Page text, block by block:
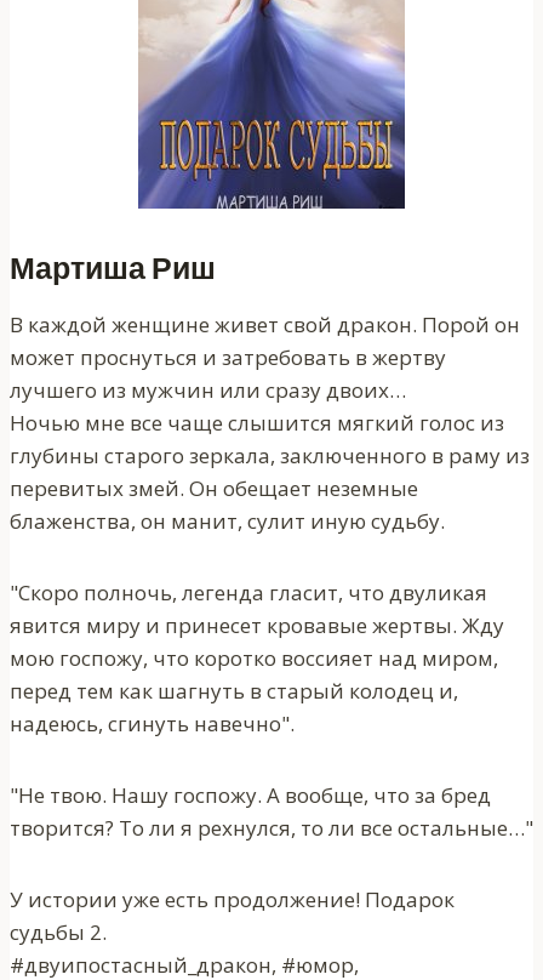
Мартиша Риш
В каждой женщине живет свой дракон. Порой он
может проснуться и затребовать в жертву
лучшего из мужчин или сразу двоих…
Ночью мне все чаще слышится мягкий голос из
глубины старого зеркала, заключенного в раму из
перевитых змей. Он обещает неземные
блаженства, он манит, сулит иную судьбу.
"Скоро полночь, легенда гласит, что двуликая
явится миру и принесет кровавые жертвы. Жду
мою госпожу, что коротко воссияет над миром,
перед тем как шагнуть в старый колодец и,
надеюсь, сгинуть навечно".
"Не твою. Нашу госпожу. А вообще, что за бред
творится? То ли я рехнулся, то ли все остальные…"
У истории уже есть продолжение! Подарок
судьбы 2.
#двуипостасный_дракон, #юмор,